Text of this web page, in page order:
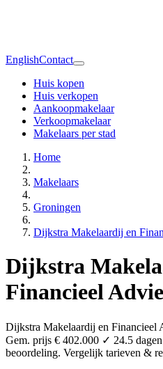
EnglishContact
Huis kopen
Huis verkopen
Aankoopmakelaar
Verkoopmakelaar
Makelaars per stad
Home
Makelaars
Groningen
Dijkstra Makelaardij en
Dijkstra
Financieel
Dijkstra Makelaardij en
Gem. prijs € 402.000 ✓ 24.5
beoordeling. Vergelijk tarieven &